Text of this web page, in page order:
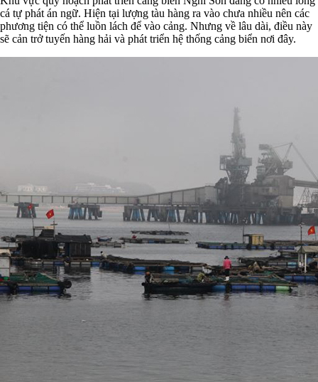
cá tự phát án ngữ. Hiện tại lượng tàu hàng ra vào chưa nhiều nên các
phương tiện có thể luồn lách để vào cảng. Nhưng về lâu dài, điều này
sẽ cản trở tuyến hàng hải và phát triển hệ thống cảng biển nơi đây.